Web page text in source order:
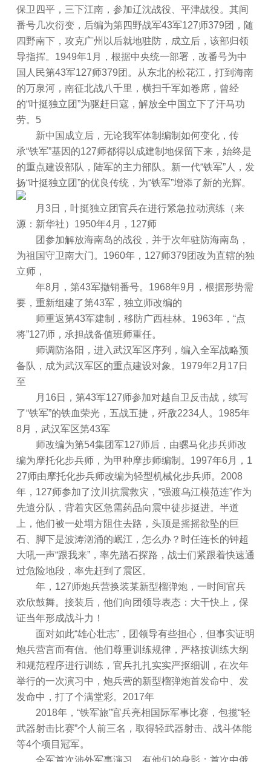
保卫四平，三下江南，参加辽沈战役、平津战役。其间
番号几次衍变，后编为第四野战军43军127师379团，随
四野南下，攻克广州以后就地驻防，成立后，该部归领
导指挥。1949年1月，根据中央统一部署，改番号为中
国人民第43军127师379团。从东北的松花江，打到海南
的万泉河，南征北战八千里，横扫千军如卷席，曾经
的“叶挺独立团”为驱赶日寇，解放全中国立下了汗马功
劳。5
新中国成立后，无论我军体制编制如何变化，传
承“铁军”基因的127师都得以成建制地保留下来，始终是
的重点建设部队，陆军的主力部队。新一代“铁军”人，发
扬“叶挺独立团”的优良传统，为“铁军”增添了新的光辉。
月3日，叶挺独立团官兵在进行紧急拉动演练（来
源：新华社）1950年4月，127师
团参加解放海南岛的战役，并于次年驻防海南岛，
为祖国守卫南大门。1960年，127师379团改为直辖的独
立师，
年8月，第43军撤销番号。1968年9月，根据形势需
要，重新组建了第43军，独立师改编的
师重返第43军建制，移防广西桂林。1963年，“点
将”127师，承担战备值班师重任。
师调防洛阳，进入武汉军区序列，编入全军战略预
备队，成为武汉军区的重点建设对象。1979年2月17日
至
月16日，第43军127师参加对越自卫反击战，续写
了“铁军”的铁血荣光，五战五捷，歼敌2234人。1985年
8月，武汉军区第43军
师改编为第54集团军127师后，由骡马化步兵师改
编为摩托化步兵师，为甲种摩步师编制。1997年6月，1
27师由摩托化步兵师改编为轻型机械化步兵师。2008
年，127师参加了汶川抗震救灾，“强渡乌江模范连”作为
先遣分队，背着灾区急需药品向震中徒步挺进。半道
上，他们被一处塌方阻住去路，头顶是摇摇欲坠的巨
石、脚下是波涛汹涌的岷江，怎么办？时任连长的钟超
大吼一声“跟我来”，率先踏石探路，战士们紧跟着快速通
过危险地段，率先赶到了震区。
年，127师炮兵营换装某新型榴弹炮，一时间官兵
欢欣鼓舞。接装后，他们向团领导表态：大干快上，保
证当年形成战斗力！
面对如此“雄心壮志”，团领导有些担心，但事实证明
炮兵营言而有信。他们尊重训练规律，严格按训练大纲
和规范程序进行训练，官兵扎扎实实严抠细训，在次年
举行的一次演习中，炮兵营的新型榴弹炮首发命中、发
发命中，打了个满堂彩。2017年
2018年，“铁军旅”官兵亮相国际军事比赛，包揽“轻
武器射击比赛”个人前三名，取得轻武器射击、战斗体能
等4个项目冠军。
全军首次涉外军事演习，有他们的身影；首次中俄